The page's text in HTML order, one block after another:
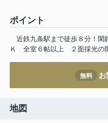
ポイント
近鉄九条駅まで徒歩８分！閑
Ｋ
全室６帖以上 ２面採光の
無料 お
地図